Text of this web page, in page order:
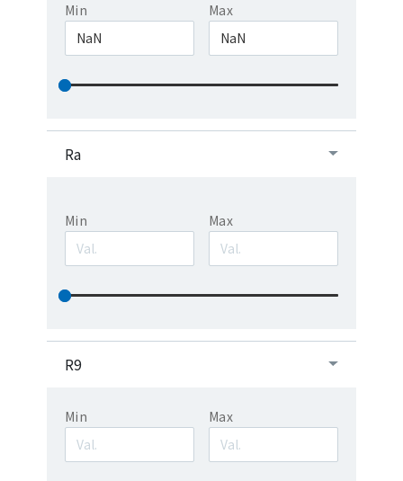
Min Max
Ra
Min Max
R9
Min Max